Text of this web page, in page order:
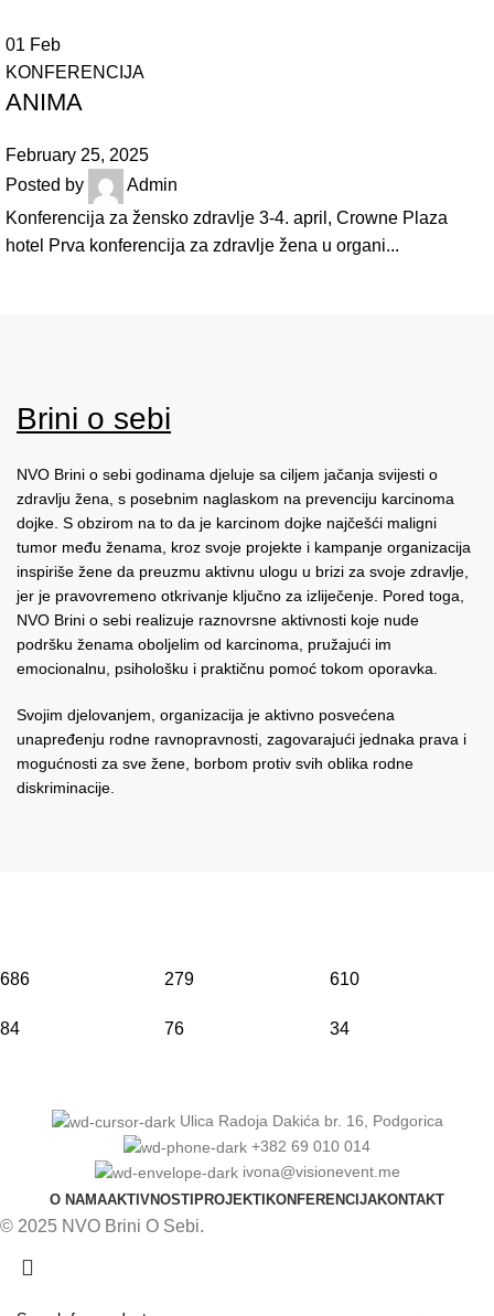
01 Feb
KONFERENCIJA
ANIMA
February 25, 2025
Posted by
Admin
Konferencija za žensko zdravlje 3-4. april, Crowne Plaza
hotel Prva konferencija za zdravlje žena u organi...
Brini o sebi
NVO Brini o sebi godinama djeluje sa ciljem jačanja svijesti o
zdravlju žena, s posebnim naglaskom na prevenciju karcinoma
dojke. S obzirom na to da je karcinom dojke najčešći maligni
tumor među ženama, kroz svoje projekte i kampanje organizacija
inspiriše žene da preuzmu aktivnu ulogu u brizi za svoje zdravlje,
jer je pravovremeno otkrivanje ključno za izliječenje. Pored toga,
NVO Brini o sebi realizuje raznovrsne aktivnosti koje nude
podršku ženama oboljelim od karcinoma, pružajući im
emocionalnu, psihološku i praktičnu pomoć tokom oporavka.
Svojim djelovanjem, organizacija je aktivno posvećena
unapređenju rodne ravnopravnosti, zagovarajući jednaka prava i
mogućnosti za sve žene, borbom protiv svih oblika rodne
diskriminacije.
686
84
279
76
610
34
Ulica Radoja Dakića br. 16, Podgorica
+382 69 010 014
ivona@visionevent.me
O NAMAAKTIVNOSTI PROJEKTI KONFERENCIJAKONTAKT
© 2025 NVO Brini O Sebi.